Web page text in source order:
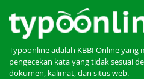
Typoonline adalah KBBI Online yang
pengecekan kata yang tidak sesuai
dokumen, kalimat, dan situs web.